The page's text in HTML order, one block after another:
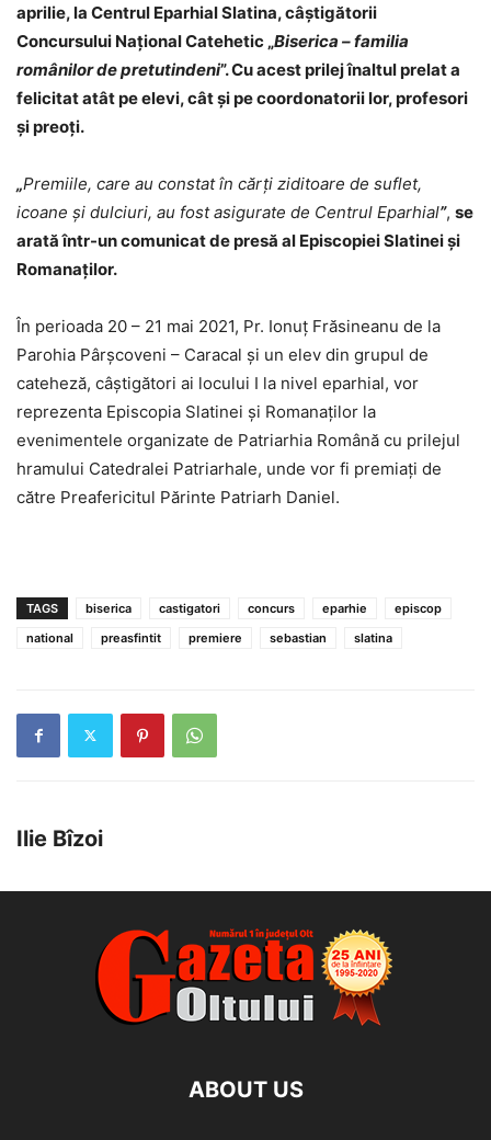
aprilie, la Centrul Eparhial Slatina, câștigătorii
Concursului Naţional Catehetic „Biserica – familia
românilor de pretutindeni”. Cu acest prilej înaltul prelat a
felicitat atât pe elevi, cât și pe coordonatorii lor, profesori
și preoți.
„Premiile, care au constat în cărți ziditoare de suflet,
icoane și dulciuri, au fost asigurate de Centrul Eparhial”, se
arată într-un comunicat de presă al Episcopiei Slatinei și
Romanaților.
În perioada 20 – 21 mai 2021, Pr. Ionuţ Frăsineanu de la
Parohia Pârşcoveni – Caracal și un elev din grupul de
cateheză, câștigători ai locului I la nivel eparhial, vor
reprezenta Episcopia Slatinei și Romanaților la
evenimentele organizate de Patriarhia Română cu prilejul
hramului Catedralei Patriarhale, unde vor fi premiați de
către Preafericitul Părinte Patriarh Daniel.
TAGS biserica castigatori concurs eparhie
episcop
national
preasfintit premiere sebastian slatina
Ilie Bîzoi
ABOUT US